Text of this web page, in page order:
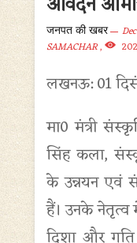
जनपत की खबर
SAMACHAR, 202
लखनऊ: 01
मा0 मंत्री
सिंह कला,
के उन्नयन एवं
हैं। उनके नेतृत्व